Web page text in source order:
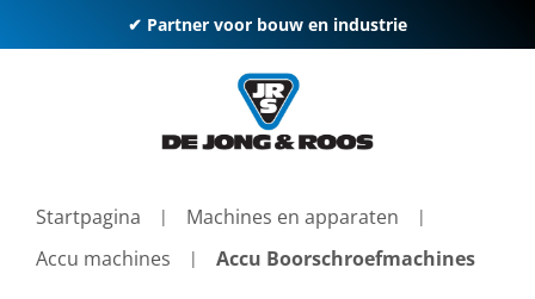
✔ Partner voor bouw en industrie
Startpagina
Machines en apparaten
Accu machines
Accu Boorschroefmachines